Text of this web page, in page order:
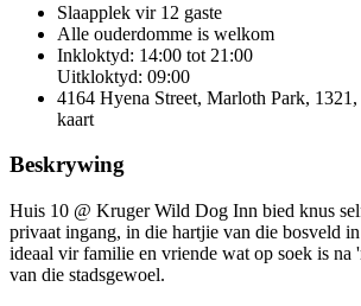
Slaapplek vir 12 gaste
Alle ouderdomme is welkom
Inkloktyd: 14:00 tot 21:00
Uitkloktyd: 09:00
4164 Hyena Street, Marloth Park,
kaart
Beskrywing
Huis 10 @ Kruger Wild Dog Inn bied knus
privaat ingang, in die hartjie van die bosveld
ideaal vir familie en vriende wat op soek is na
van die stadsgewoel.